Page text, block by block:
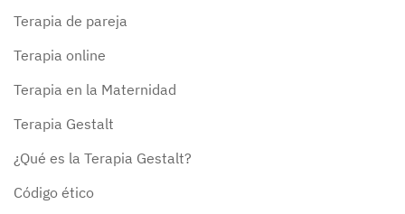
Terapia de pareja
Terapia online
Terapia en la Maternidad
Terapia Gestalt
¿Qué es la Terapia Gestalt?
Código ético